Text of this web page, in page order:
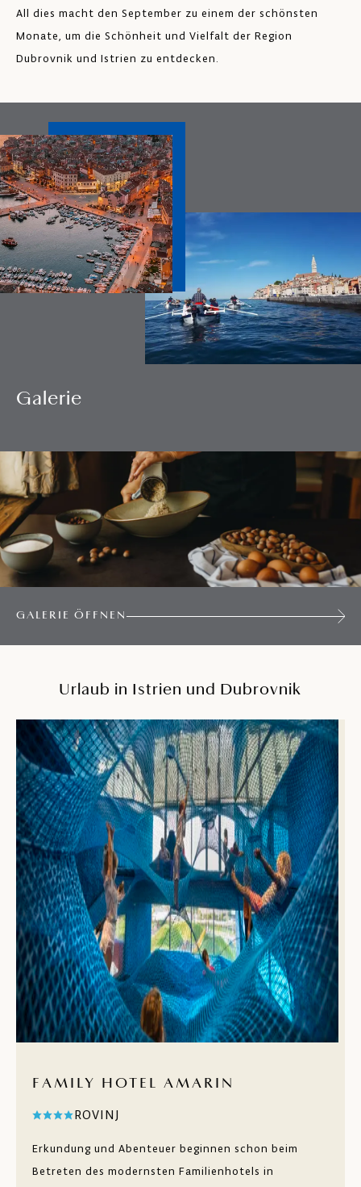
All dies macht den September zu einem der schönsten
Monate, um die Schönheit und Vielfalt der Region
Dubrovnik und Istrien zu entdecken.
Galerie
GALERIE ÖFFNEN
Urlaub in Istrien und Dubrovnik
FAMILY HOTEL AMARIN
ROVINJ
Erkundung und Abenteuer beginnen schon beim
Betreten des modernsten Familienhotels in